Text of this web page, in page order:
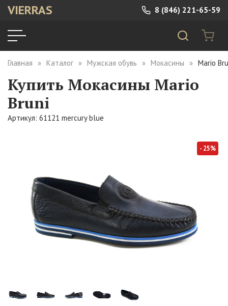
VIERRAS 8 (846) 221-65-59
Главная Каталог Мужская обувь Мокасины Mario
Купить Мокасины Mario
Bruni
Артикул: 61121 mercury blue
- 25%